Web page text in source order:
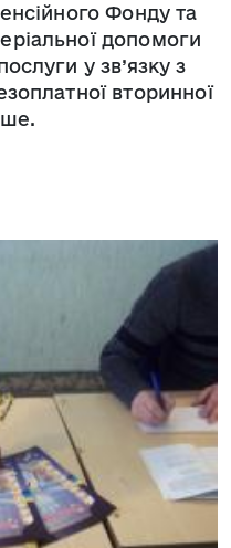
Фонду та
допомоги
у зв’язку з
вторинної